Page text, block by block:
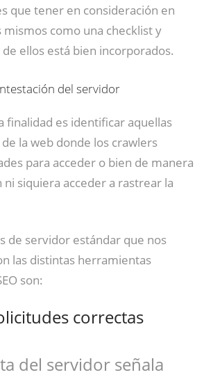
que tener en consideración en
mismos como una checklist y
ellos está bien incorporados.
del servidor
finalidad es identificar aquellas
la web donde los crawlers
para acceder o bien de manera
siquiera acceder a rastrear la
de servidor estándar que nos
las distintas herramientas
son:
correctas
del servidor señala